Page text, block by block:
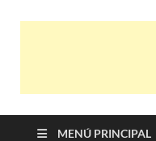
MENÚ PRINCIPAL